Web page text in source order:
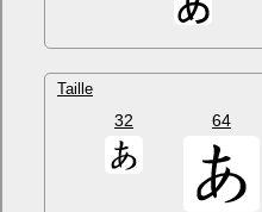
Taille
32 64